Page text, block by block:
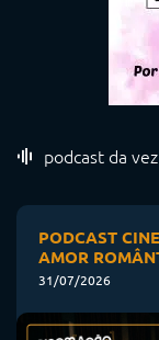
podcast da vez
PODCAST
AMOR
31/07/2026